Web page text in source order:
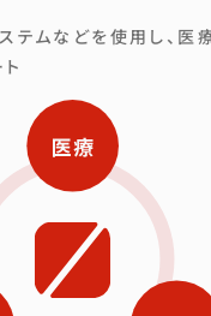
テムなどを使用し、医